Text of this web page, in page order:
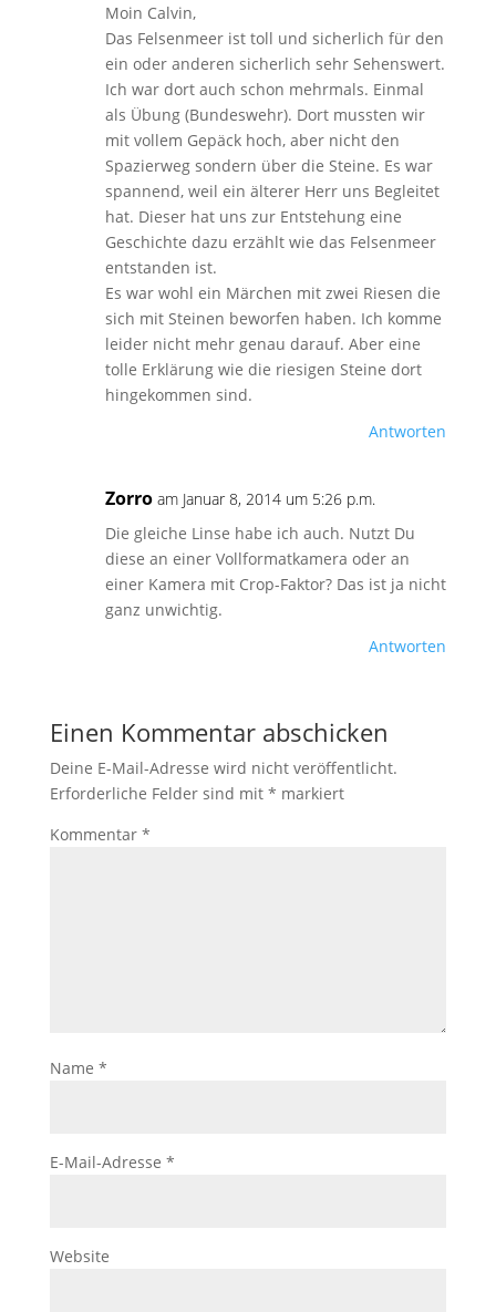
Moin Calvin,
Das Felsenmeer ist toll und sicherlich für den
ein oder anderen sicherlich sehr Sehenswert.
Ich war dort auch schon mehrmals. Einmal
als Übung (Bundeswehr). Dort mussten wir
mit vollem Gepäck hoch, aber nicht den
Spazierweg sondern über die Steine. Es war
spannend, weil ein älterer Herr uns Begleitet
hat. Dieser hat uns zur Entstehung eine
Geschichte dazu erzählt wie das Felsenmeer
entstanden ist.
Es war wohl ein Märchen mit zwei Riesen die
sich mit Steinen beworfen haben. Ich komme
leider nicht mehr genau darauf. Aber eine
tolle Erklärung wie die riesigen Steine dort
hingekommen sind.
Antworten
Zorro am Januar 8, 2014 um 5:26 p.m.
Die gleiche Linse habe ich auch. Nutzt Du
diese an einer Vollformatkamera oder an
einer Kamera mit Crop-Faktor? Das ist ja nicht
ganz unwichtig.
Antworten
Einen Kommentar abschicken
Deine E-Mail-Adresse wird nicht veröffentlicht.
Erforderliche Felder sind mit * markiert
Kommentar *
Name *
E-Mail-Adresse *
Website